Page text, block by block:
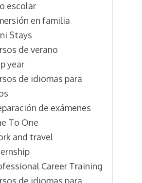
escolar
en familia
Stays
de verano
year
de idiomas para
de exámenes
To One
and travel
Career Training
de idiomas para